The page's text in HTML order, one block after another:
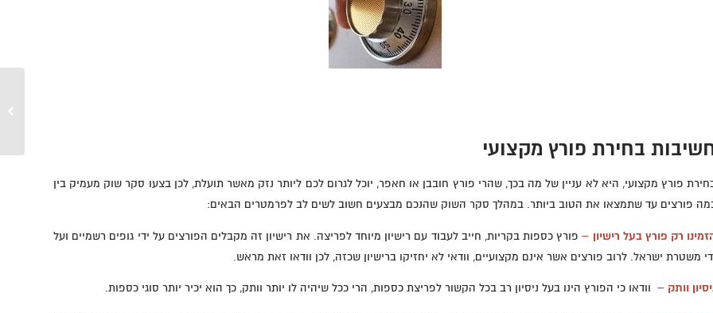
בחירת פורץ מקצועי
פורץ מקצועי, היא לא עניין של מה בכך, שהרי פורץ חובבן או חאפר, יוכל לגרום לכם ליותר נזק מאשר תועלת, לכן בצעו סקר שוק מעמיק בין
פורצים עד שתמצאו את הטוב ביותר. במהלך סקר השוק שהנכם מבצעים חשוב לשים לב לפרמטרים הבאים:
רק פורץ בעל רישיון – פורץ כספות בקריות, חייב לעבוד עם רישיון מיוחד לפריצה. את רישיון זה מקבלים הפורצים על ידי גופים רשמיים ועל
משטרת ישראל. לרוב פורצים אשר אינם מקצועיים, וודאי לא יחזיקו ברישיון שכזה, לכן וודאו זאת מראש.
וותק –וודאו כי הפורץ הינו בעל ניסיון רב בכל הקשור לפריצת כספות, הרי ככל שיהיה לו יותר וותק, כך הוא יכיר יותר סוגי כספות.